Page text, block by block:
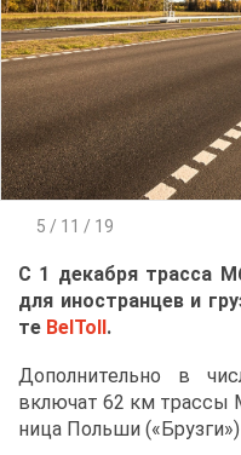
5 / 11 / 19
С 1 де­каб­ря трас­са
для ино­стран­цев и
те BelToll.
До­пол­ни­тель­но в
вклю­чат 62 км трас­сы
ни­ца Поль­ши